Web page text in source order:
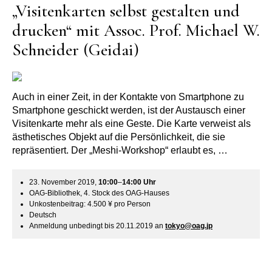
„Visitenkarten selbst gestalten und
drucken“ mit Assoc. Prof. Michael W.
Schneider (Geidai)
Auch in einer Zeit, in der Kontakte von Smartphone zu
Smartphone geschickt werden, ist der Austausch einer
Visitenkarte mehr als eine Geste. Die Karte verweist als
ästhetisches Objekt auf die Persönlichkeit, die sie
repräsentiert. Der „Meshi-Workshop“ erlaubt es, …
23. November 2019, 10:00–14:00 Uhr
OAG-Bibliothek, 4. Stock des OAG-Hauses
Unkostenbeitrag: 4.500 ¥ pro Person
Deutsch
Anmeldung unbedingt bis 20.11.2019 an tokyo@oag.jp